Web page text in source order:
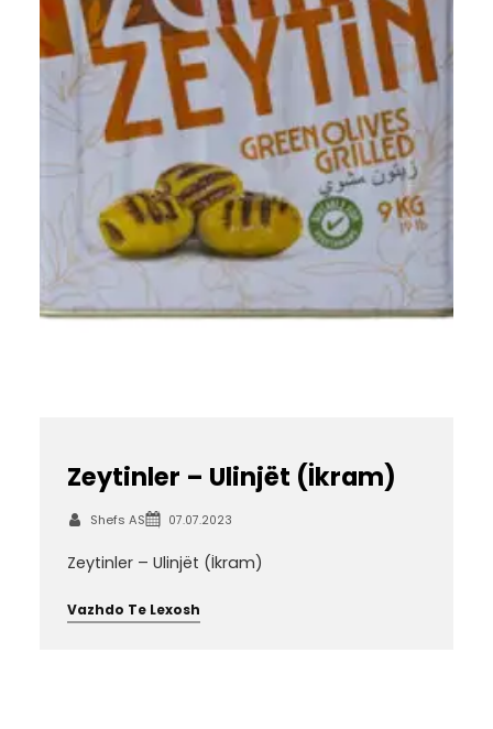
Zeytinler – Ulinjët (İkram)
Shefs AS 07.07.2023
Zeytinler – Ulinjët (İkram)
Vazhdo Te Lexosh